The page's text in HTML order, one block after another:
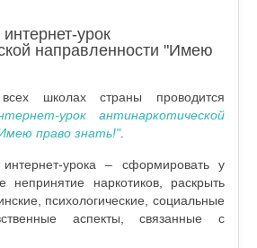
урок
направленности "Имею
школах страны проводится
урок антинаркотической
право знать!".
урока – сформировать у
непринятие наркотиков, раскрыть
психологические, социальные
аспекты, связанные с